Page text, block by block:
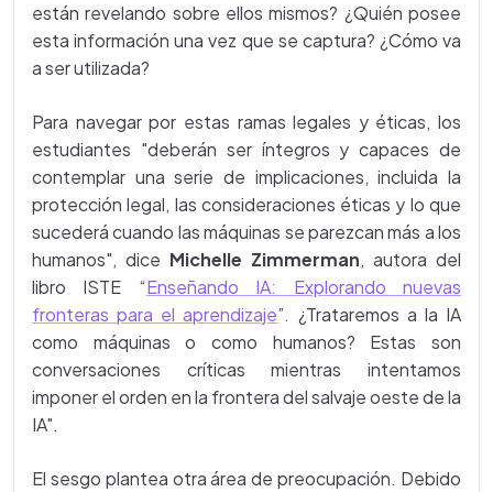
están revelando sobre ellos mismos? ¿Quién posee
esta información una vez que se captura? ¿Cómo va
a ser utilizada?
Para navegar por estas ramas legales y éticas, los
estudiantes "deberán ser íntegros y capaces de
contemplar una serie de implicaciones, incluida la
protección legal, las consideraciones éticas y lo que
sucederá cuando las máquinas se parezcan más a los
humanos", dice Michelle Zimmerman, autora del
libro ISTE “Enseñando IA: Explorando nuevas
fronteras para el aprendizaje”. ¿Trataremos a la IA
como máquinas o como humanos? Estas son
conversaciones críticas mientras intentamos
imponer el orden en la frontera del salvaje oeste de la
IA".
El sesgo plantea otra área de preocupación. Debido